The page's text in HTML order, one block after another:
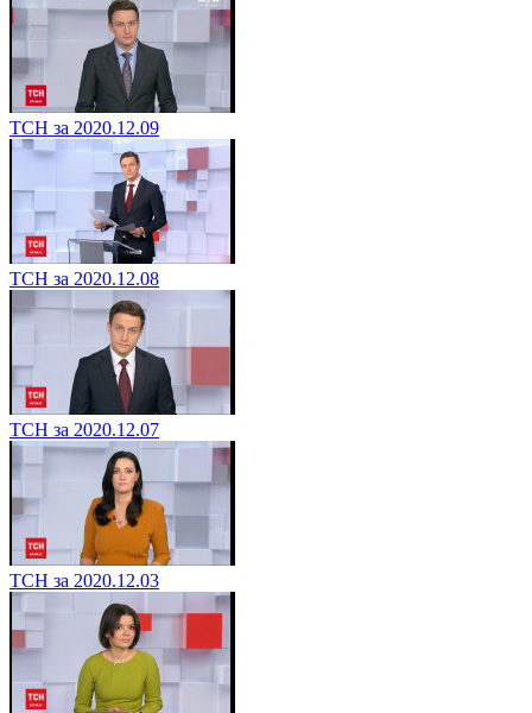
ТСН за 2020.12.09
ТСН за 2020.12.08
ТСН за 2020.12.07
ТСН за 2020.12.03